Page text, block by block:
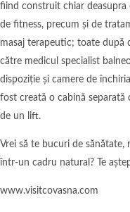
fiind construit chiar deasupra
de fitness, precum și de
masaj terapeutic; toate după
către medicul specialist
dispoziție și camere de
fost creată o cabină
de un lift.
Vrei să te bucuri de sănătate,
într-un cadru natural? Te
www.visitcovasna.com